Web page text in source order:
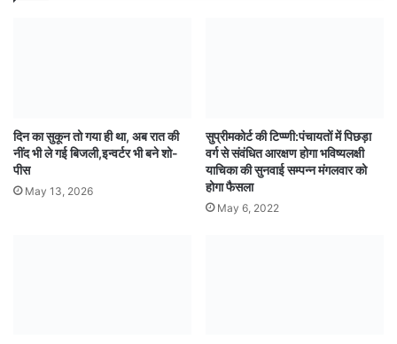
दिन का सुकून तो गया ही था, अब रात की
नींद भी ले गई बिजली,इन्वर्टर भी बने शो-
पीस
May 13, 2026
सुप्रीमकोर्ट की टिप्प्णी:पंचायतों में पिछड़ा
वर्ग से संवंधित आरक्षण होगा भविष्यलक्षी
याचिका की सुनवाई सम्पन्न मंगलवार को
होगा फैसला
May 6, 2022